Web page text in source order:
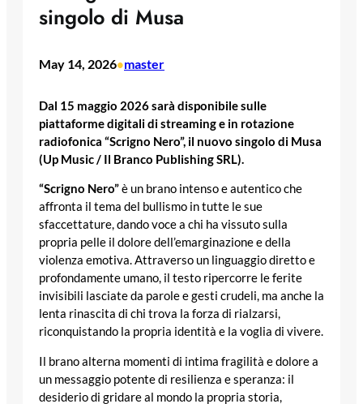
singolo di Musa
May 14, 2026•master
Dal 15 maggio 2026 sarà disponibile sulle
piattaforme digitali di streaming e in rotazione
radiofonica “Scrigno Nero”, il nuovo singolo di Musa
(Up Music / Il Branco Publishing SRL).
“Scrigno Nero”è un brano intenso e autentico che
affronta il tema del bullismo in tutte le sue
sfaccettature, dando voce a chi ha vissuto sulla
propria pelle il dolore dell’emarginazione e della
violenza emotiva. Attraverso un linguaggio diretto e
profondamente umano, il testo ripercorre le ferite
invisibili lasciate da parole e gesti crudeli, ma anche la
lenta rinascita di chi trova la forza di rialzarsi,
riconquistando la propria identità e la voglia di vivere.
Il brano alterna momenti di intima fragilità e dolore a
un messaggio potente di resilienza e speranza: il
desiderio di gridare al mondo la propria storia,